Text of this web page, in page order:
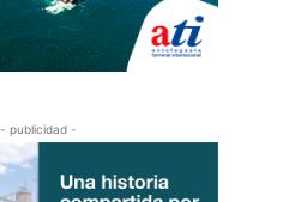
- publicidad -